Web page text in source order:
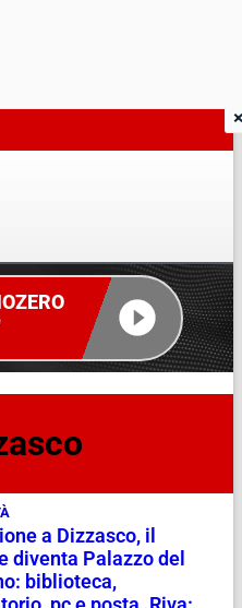
a Dizzasco, il
diventa Palazzo del
biblioteca,